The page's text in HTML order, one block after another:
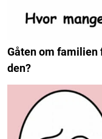
Gåten om familien
den?